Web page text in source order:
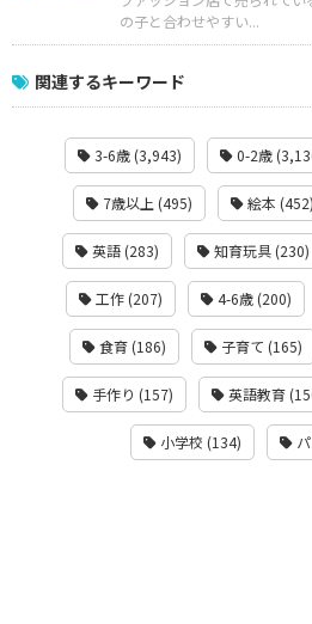
の子と合わせやすい...
関連するキーワード
3-6歳 (3,943) 0-2歳
7歳以上 (495) 絵本 (452)
英語 (283) 知育玩具 (230)
工作 (207) 4-6歳 (200)
食育 (186) 子育て (165)
手作り (157) 英語教育
小学校 (134)